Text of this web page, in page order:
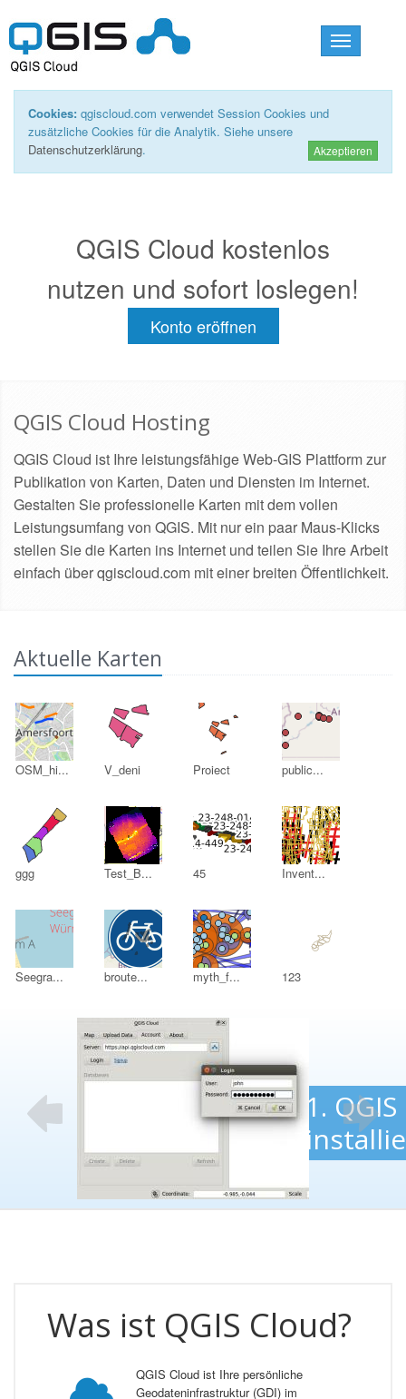
Toggle
navigation
Cookies: qgiscloud.com verwendet Session Cookies und
zusätzliche Cookies für die Analytik. Siehe unsere
Datenschutzerklärung. Akzeptieren
QGIS Cloud kostenlos
nutzen und sofort loslegen!
Konto eröffnen
QGIS Cloud Hosting
QGIS Cloud ist Ihre leistungsfähige Web-GIS Plattform zur
Publikation von Karten, Daten und Diensten im Internet.
Gestalten Sie professionelle Karten mit dem vollen
Leistungsumfang von QGIS. Mit nur ein paar Maus-Klicks
stellen Sie die Karten ins Internet und teilen Sie Ihre Arbeit
einfach über qgiscloud.com mit einer breiten Öffentlichkeit.
Aktuelle Karten
OSM_hi... V_deni Proiect public...
ggg Test_B... 45 Invent...
Seegra... broute... myth_f... 123
Was ist QGIS Cloud?
QGIS Cloud ist Ihre persönliche
Geodateninfrastruktur (GDI) im